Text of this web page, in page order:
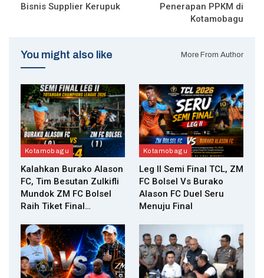
Bisnis Supplier Kerupuk
Penerapan PPKM di
Kotamobagu
You might also like More From Author
Kotamobagu
Kalahkan Burako Alason
FC, Tim Besutan Zulkifli
Mundok ZM FC Bolsel
Raih Tiket Final…
Kotamobagu
Leg II Semi Final TCL, ZM
FC Bolsel Vs Burako
Alason FC Duel Seru
Menuju Final